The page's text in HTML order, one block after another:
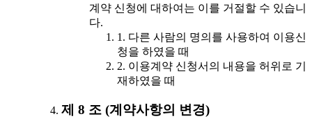
계약 신청에 대하여는 이를 거절할 수 있습니
다.
1. 다른 사람의 명의를 사용하여 이용신
청을 하였을 때
2. 이용계약 신청서의 내용을 허위로 기
재하였을 때
제 8 조 (계약사항의 변경)